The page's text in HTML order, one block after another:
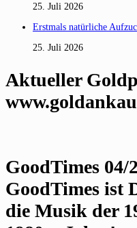
25. Juli 2026
Erstmals natürliche
25. Juli 2026
Aktueller
GoodTimes 04/
GoodTimes ist
die Musik der